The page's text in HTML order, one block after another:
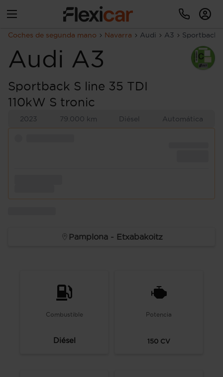
Coches de segunda mano Navarra Audi A3 Sportback
Audi A3
Sportback S line 35 TDI
110kW S tronic
2023 79.000 km Diésel Automática
Pamplona - Etxabakoitz
Combustible
Diésel
Potencia
150 CV